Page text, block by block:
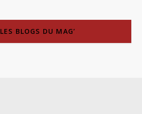
LES BLOGS DU MAG’